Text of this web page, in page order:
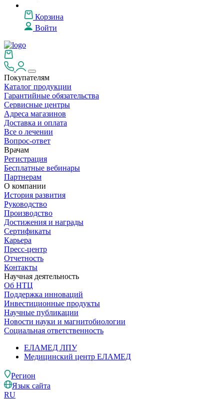
Корзина
Войти
Покупателям
Каталог продукции
Гарантийные обязательства
Сервисные центры
Адреса магазинов
Доставка и оплата
Все о лечении
Вопрос-ответ
Врачам
Регистрация
Бесплатные вебинары
Партнерам
О компании
История развития
Руководство
Производство
Достижения и награды
Сертификаты
Карьера
Пресс-центр
Отчетность
Контакты
Научная деятельность
Об НТЦ
Поддержка инноваций
Инвестиционные продукты
Научные публикации
Новости науки и магнитобиологии
Социальная ответственность
ЕЛАМЕД ЛПУ
Медицинский центр ЕЛАМЕД
Регион
Язык сайта
RU